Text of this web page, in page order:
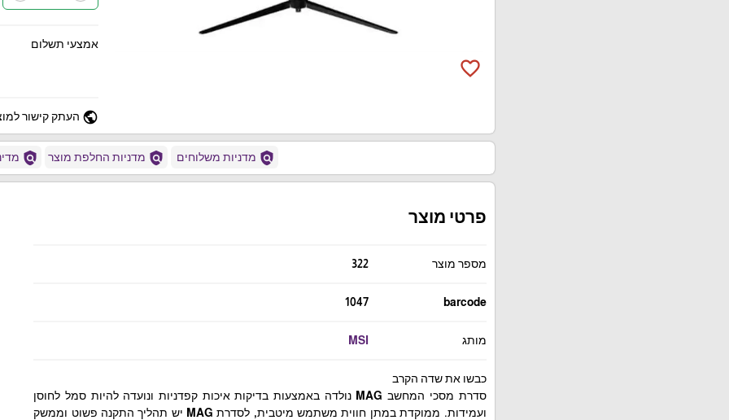
favorite_border
אמצעי תשלום
public העתק קישור
policy מדניות משלוחים policy מדניות החלפת מוצר policy
פרטי מוצר
מספר מוצר 322
barcode
1047
מותג MSI
כבשו את שדה הקרב
סדרת מסכי המחשב MAG נולדה באמצעות בדיקות איכות קפדניות ונועדה להיות סמל לחוסן
ועמידות. ממוקדת במתן חווית משתמש מיטבית, לסדרת MAG יש תהליך התקנה פשוט וממשק